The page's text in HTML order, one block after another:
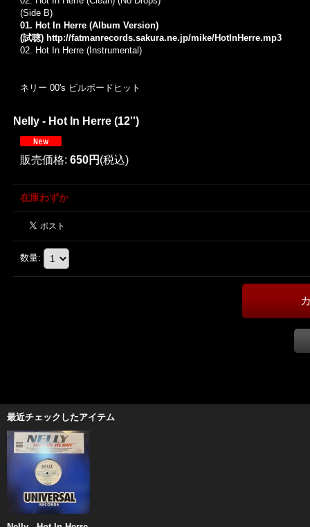
(Side B)
01. Hot In Herre (Album Version)
(試聴) http://fatmanrecords.sakura.ne.jp/mike/HotInHerre.mp3
02. Hot In Herre (Instrumental)
ネリー 00's ビルボードヒット
Nelly - Hot In Herre (12'')
販売価格: 650円 (税込)
在庫わずか
数量:
最近チェックしたアイテム